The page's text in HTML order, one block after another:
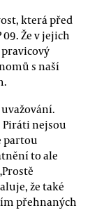
která před
Že v jejich
s naší
Piráti nejsou
partou
to ale
že také
přehnaných